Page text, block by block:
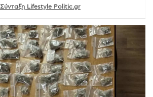
Σύνταξη Lifestyle Politic.gr